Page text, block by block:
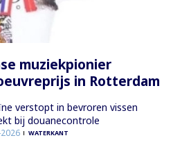
muziekpionier
in Rotterdam
verstopt in bevroren vissen
bij douanecontrole
WATERKANT